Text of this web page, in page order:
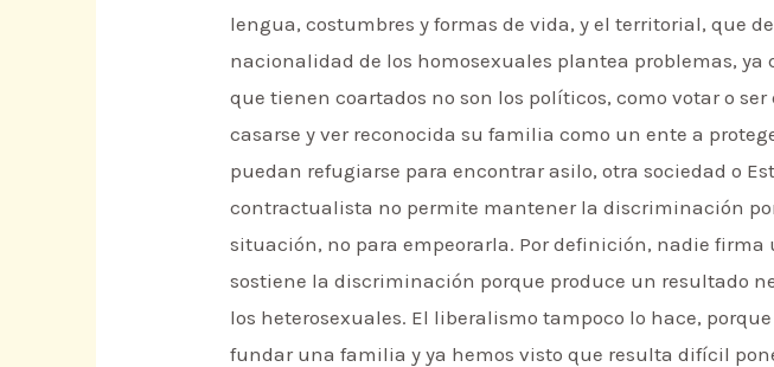
lengua, costumbres y formas de vida, y el territorial, que
nacionalidad de los homosexuales plantea problemas,
que tienen coartados no son los políticos, como votar o
casarse y ver reconocida su familia como un ente a
puedan refugiarse para encontrar asilo, otra sociedad o
contractualista no permite mantener la discriminación
situación, no para empeorarla. Por definición, nadie
sostiene la discriminación porque produce un resultado
los heterosexuales. El liberalismo tampoco lo hace,
fundar una familia y ya hemos visto que resulta difícil